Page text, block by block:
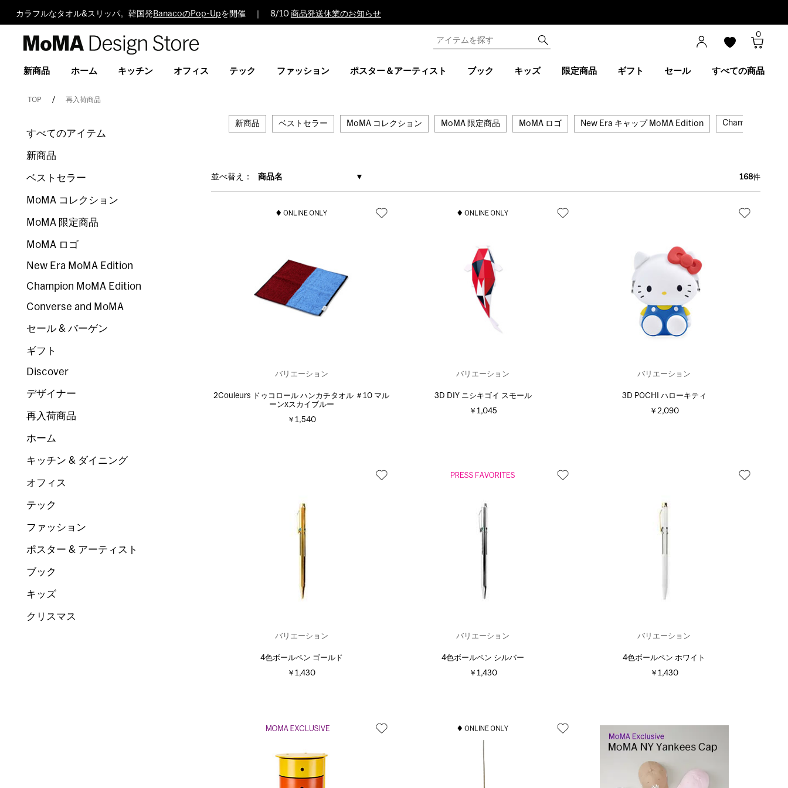
カラフルなタオル&スリッパ。韓国発 BanacoのPop-Upを開催 ｜ 8/10 商品発送休業のお知らせ
Design
0
新商品 ホーム キッチン オフィス テック ファッション ポスター＆アーティスト ブック キッズ 限定商品 ギフト セール すべての商品
TOP 再入荷商品
新商品 ベストセラー MoMA コレクション MoMA 限定商品 MoMA ロゴ New Era キャップ MoMA Edition Champion
並べ替え： 商品名 168件
バリエーション
2Couleurs ドゥコロール ハンカチタオル ＃10 マル
ーンxスカイブルー
￥1,540
バリエーション
3D DIY ニシキゴイ スモール
￥1,045
バリエーション
3D POCHI ハローキティ
￥2,090
バリエーション
4色ボールペン ゴールド
￥1,430
バリエーション
4色ボールペン シルバー
￥1,430
バリエーション
4色ボールペン ホワイト
￥1,430
すべてのアイテム
新商品
ベストセラー
MoMA コレクション
MoMA 限定商品
MoMA ロゴ
New Era MoMA Edition
Champion MoMA Edition
Converse and MoMA
セール & バーゲン
ギフト
Discover
デザイナー
再入荷商品
ホーム
キッチン & ダイニング
オフィス
テック
ファッション
ポスター & アーティスト
ブック
キッズ
クリスマス